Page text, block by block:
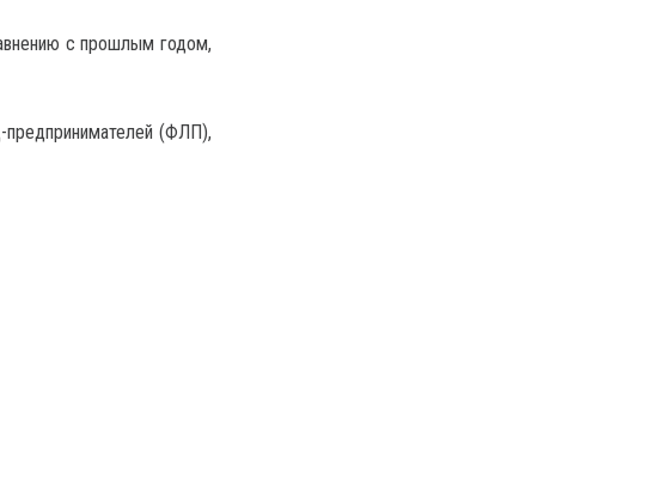
с прошлым годом,
предпринимателей (ФЛП),